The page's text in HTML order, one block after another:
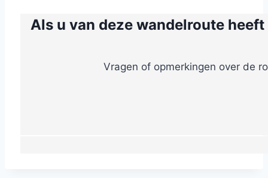
Als u van deze wandelroute
Vragen of opmerkingen over de